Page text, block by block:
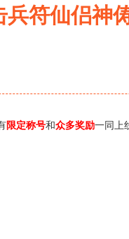
符仙侣神
限定称号和众多奖励一同上